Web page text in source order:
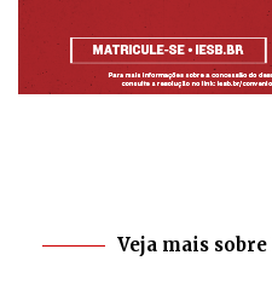
Veja mais sobre